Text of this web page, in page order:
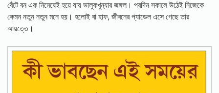
বেঁটে বন এক নিমেষেই হয়ে যায় ভালুকখুন্যার জঙ্গল। পরদিন সকালে উঠেই নিজেকে
কেমন নতুন নতুন মনে হয়। হলোই বা হাফ, জীবনের প্যাডেল এসে গেছে তার
আয়ত্তে।